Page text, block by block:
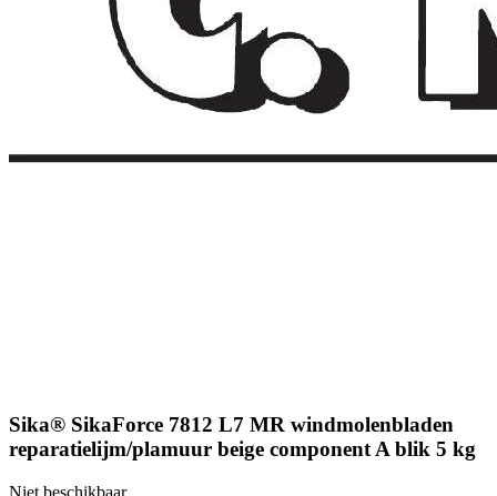
Sika® SikaForce 7812 L7 MR windmolenbladen
reparatielijm/plamuur beige component A blik 5 kg